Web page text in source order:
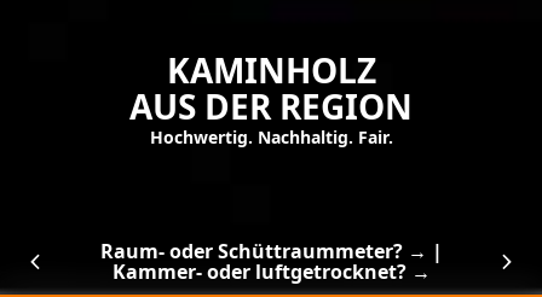
KAMINHOLZ
AUS DER REGION
Hochwertig. Nachhaltig. Fair.
Raum- oder Schüttraummeter? → |
Kammer- oder luftgetrocknet? →